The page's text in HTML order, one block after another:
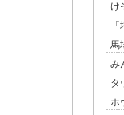
け
馬
み
タ
ホ